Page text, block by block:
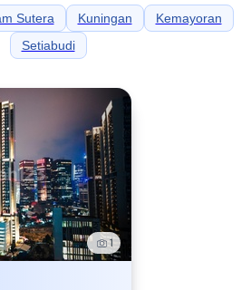
Sutera Kuningan
Kemayoran
Setiabudi
1